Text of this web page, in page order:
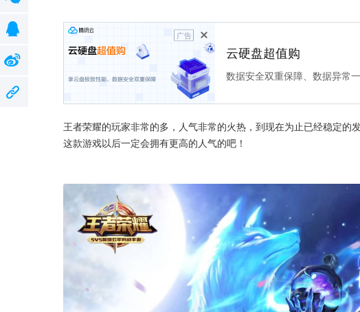
广告
云硬盘超值购
数据安全双重保障、数据异常
王者荣耀的玩家非常的多，人气非常的火热，到现在为止已经稳定的
这款游戏以后一定会拥有更高的人气的吧！